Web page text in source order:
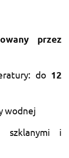
przez
do 12
wodnej
szklanymi i